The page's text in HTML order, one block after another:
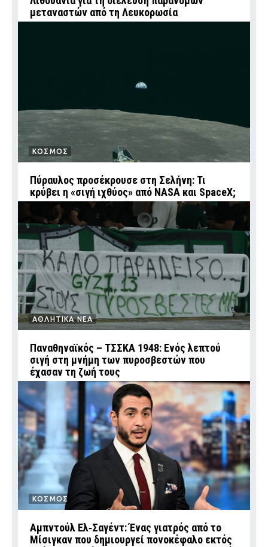
μεταναστών από τη Λευκορωσία
ΚΟΣΜΟΣ
Πύραυλος προσέκρουσε στη Σελήνη: Τι
κρύβει η «σιγή ιχθύος» από NASA και SpaceX;
ΑΘΛΗΤΙΚΑ ΝΕΑ
Παναθηναϊκός – ΤΣΣΚΑ 1948: Ενός λεπτού
σιγή στη μνήμη των πυροσβεστών που
έχασαν τη ζωή τους
ΚΟΣΜΟΣ
Αμπντούλ Ελ‑Σαγέντ: Ένας γιατρός από το
Μίσιγκαν που δημιουργεί πονοκέφαλο εκτός